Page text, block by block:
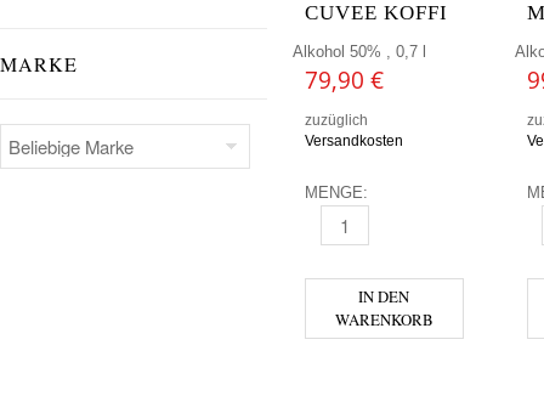
MARKE
CUVEE KOFFI
Alkohol 50% , 0,7 l
79,90 €
zuzüglich
Versandkosten
MENGE:
WATERFORD - CUVEE KOFFI
IN DEN
WARENKORB